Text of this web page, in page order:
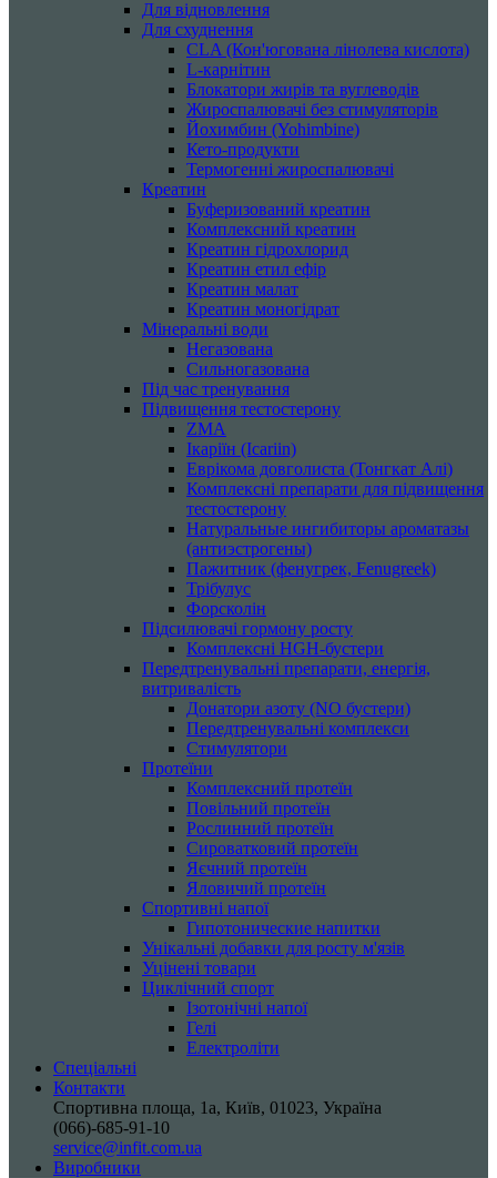
Для відновлення
Для схуднення
CLA (Кон'югована лінолева кислота)
L-карнітин
Блокатори жирів та вуглеводів
Жироспалювачі без стимуляторів
Йохимбин (Yohimbine)
Кето-продукти
Термогенні жироспалювачі
Креатин
Буферизований креатин
Комплексний креатин
Креатин гідрохлорид
Креатин етил ефір
Креатин малат
Креатин моногідрат
Мінеральні води
Негазована
Сильногазована
Під час тренування
Підвищення тестостерону
ZMA
Ікаріїн (Icariin)
Еврікома довголиста (Тонгкат Алі)
Комплексні препарати для підвищення
тестостерону
Натуральные ингибиторы ароматазы
(антиэстрогены)
Пажитник (фенугрек, Fenugreek)
Трібулус
Форсколін
Підсилювачі гормону росту
Комплексні HGH-бустери
Передтренувальні препарати, енергія,
витривалість
Донатори азоту (NO бустери)
Передтренувальні комплекси
Стимулятори
Протеїни
Комплексний протеїн
Повільний протеїн
Рослинний протеїн
Сироватковий протеїн
Яєчний протеїн
Яловичий протеїн
Спортивні напої
Гипотонические напитки
Унікальні добавки для росту м'язів
Уцінені товари
Циклічний спорт
Ізотонічні напої
Гелі
Електроліти
Спеціальні
Контакти
Спортивна площа, 1a, Київ, 01023, Україна
(066)-685-91-10
service@infit.com.ua
Виробники